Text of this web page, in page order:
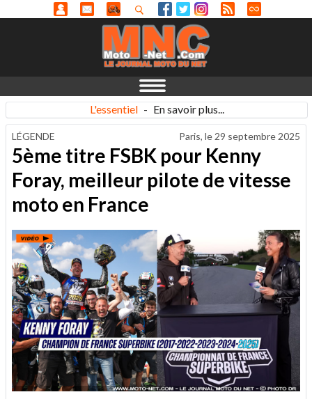
L'essentiel - En savoir plus...
LÉGENDE Paris, le 29 septembre 2025
5ème titre FSBK pour Kenny
Foray, meilleur pilote de vitesse
moto en France